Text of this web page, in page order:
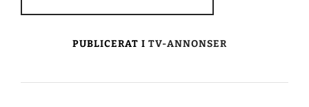
PUBLICERAT I TV-ANNONSER